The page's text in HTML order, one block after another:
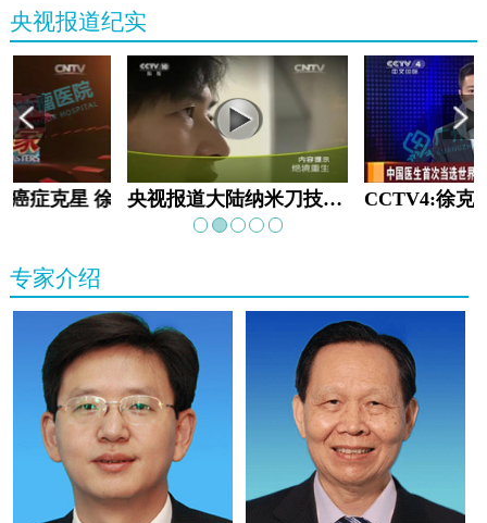
央视报道纪实
癌症克星 徐克成 央视报道大陆纳米刀技术手术：绝境重生
专家介绍